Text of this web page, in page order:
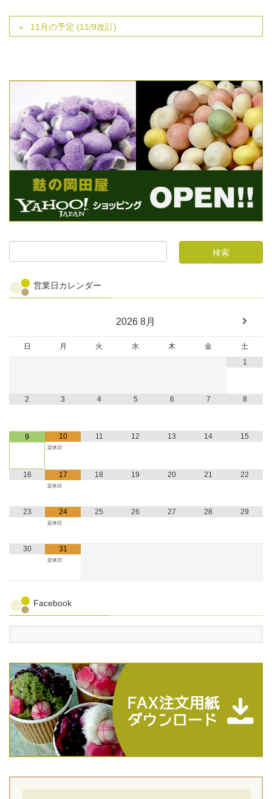
11月の予定 (11/9改訂)
営業日カレンダー
2026 8月
日 月 火 水 木 金
土
1
2 3 4 5 6 7 8
9 10
定休日
11 12 13 14 15
16 17
定休日
18 19 20 21 22
23 24
定休日
25 26 27 28 29
30 31
定休日
Facebook